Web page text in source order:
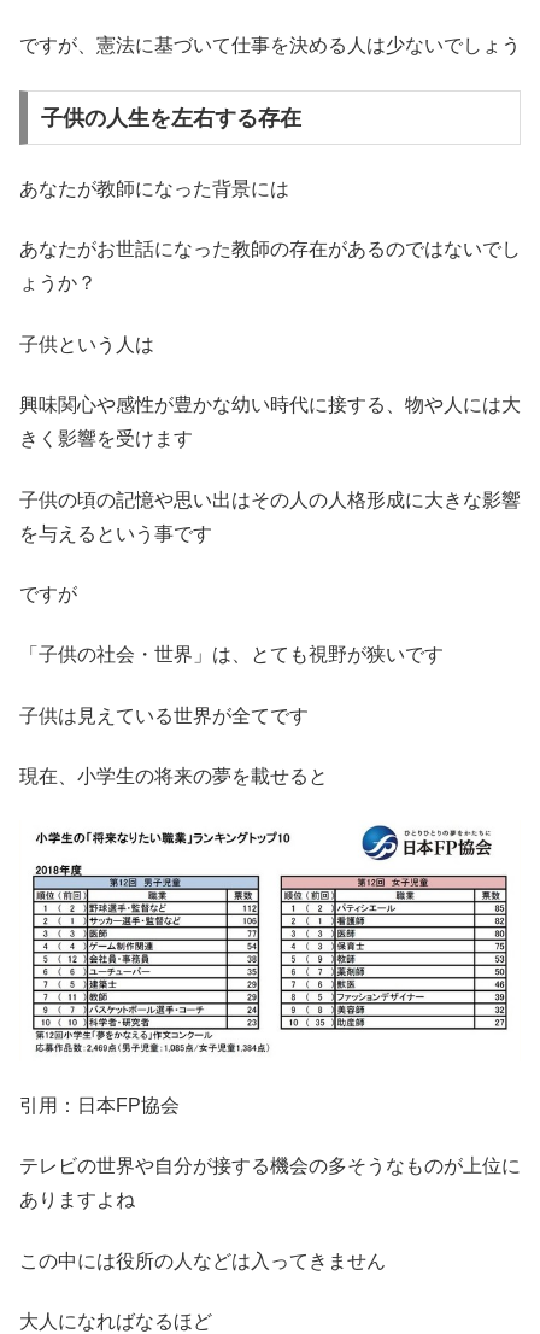
ですが、憲法に基づいて仕事を決める人は少ないでしょう
子供の人生を左右する存在
あなたが教師になった背景には
あなたがお世話になった教師の存在があるのではないでし
ょうか？
子供という人は
興味関心や感性が豊かな幼い時代に接する、物や人には大
きく影響を受けます
子供の頃の記憶や思い出はその人の人格形成に大きな影響
を与えるという事です
ですが
「子供の社会・世界」は、とても視野が狭いです
子供は見えている世界が全てです
現在、小学生の将来の夢を載せると
引用：日本FP協会
テレビの世界や自分が接する機会の多そうなものが上位に
ありますよね
この中には役所の人などは入ってきません
大人になればなるほど